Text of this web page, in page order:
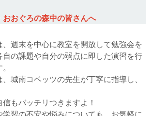
おおぐろの森中の皆さんへ
週末を中心に教室を開放して勉強会を
自の課題や自分の弱点に即した演習を行
城南コベッツの先生が丁寧に指導し、
もバッチリつきますよ！